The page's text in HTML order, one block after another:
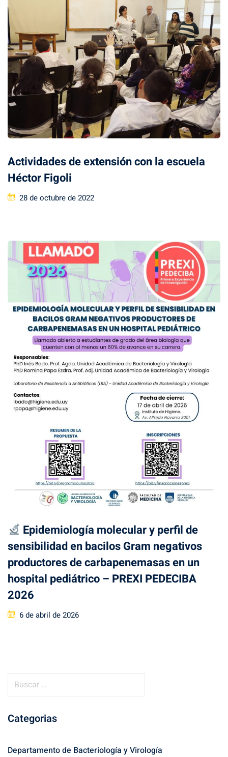
Actividades de extensión con la escuela
Héctor Figoli
28 de octubre de 2022
Epidemiología molecular y perfil de
sensibilidad en bacilos Gram negativos
productores de carbapenemasas en un
hospital pediátrico – PREXI PEDECIBA
2026
6 de abril de 2026
Categorias
Departamento de Bacteriología y Virología